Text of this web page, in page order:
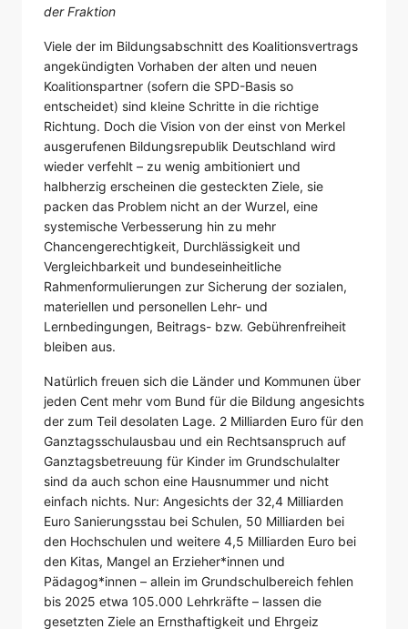
der Fraktion
Viele der im Bildungsabschnitt des Koalitionsvertrags
angekündigten Vorhaben der alten und neuen
Koalitionspartner (sofern die SPD-Basis so
entscheidet) sind kleine Schritte in die richtige
Richtung. Doch die Vision von der einst von Merkel
ausgerufenen Bildungsrepublik Deutschland wird
wieder verfehlt – zu wenig ambitioniert und
halbherzig erscheinen die gesteckten Ziele, sie
packen das Problem nicht an der Wurzel, eine
systemische Verbesserung hin zu mehr
Chancengerechtigkeit, Durchlässigkeit und
Vergleichbarkeit und bundeseinheitliche
Rahmenformulierungen zur Sicherung der sozialen,
materiellen und personellen Lehr- und
Lernbedingungen, Beitrags- bzw. Gebührenfreiheit
bleiben aus.
Natürlich freuen sich die Länder und Kommunen über
jeden Cent mehr vom Bund für die Bildung angesichts
der zum Teil desolaten Lage. 2 Milliarden Euro für den
Ganztagsschulausbau und ein Rechtsanspruch auf
Ganztagsbetreuung für Kinder im Grundschulalter
sind da auch schon eine Hausnummer und nicht
einfach nichts. Nur: Angesichts der 32,4 Milliarden
Euro Sanierungsstau bei Schulen, 50 Milliarden bei
den Hochschulen und weitere 4,5 Milliarden Euro bei
den Kitas, Mangel an Erzieher*innen und
Pädagog*innen – allein im Grundschulbereich fehlen
bis 2025 etwa 105.000 Lehrkräfte – lassen die
gesetzten Ziele an Ernsthaftigkeit und Ehrgeiz